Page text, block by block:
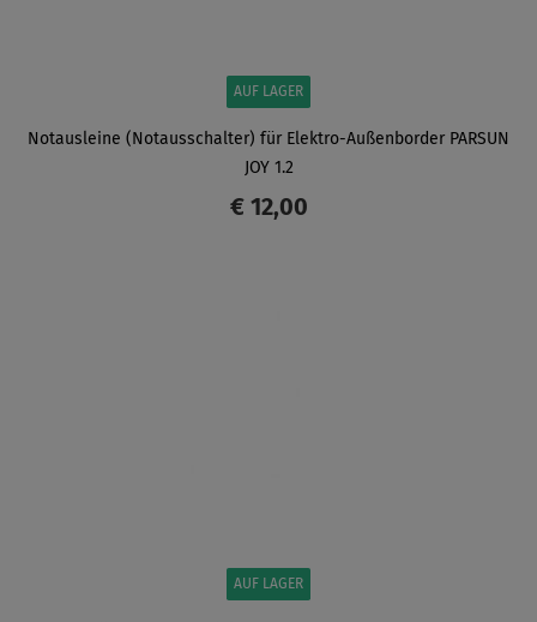
AUF LAGER
Notausleine (Notausschalter) für Elektro-Außenborder PARSUN
JOY 1.2
€ 12,00
AUF LAGER